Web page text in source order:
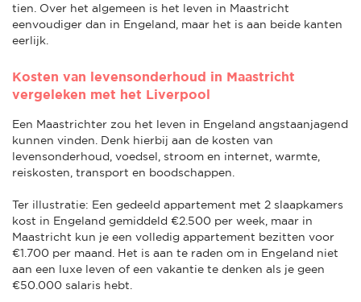
tien. Over het algemeen is het leven in Maastricht
eenvoudiger dan in Engeland, maar het is aan beide kanten
eerlijk.
Kosten van levensonderhoud in Maastricht
vergeleken met het Liverpool
Een Maastrichter zou het leven in Engeland angstaanjagend
kunnen vinden. Denk hierbij aan de kosten van
levensonderhoud, voedsel, stroom en internet, warmte,
reiskosten, transport en boodschappen.
Ter illustratie: Een gedeeld appartement met 2 slaapkamers
kost in Engeland gemiddeld €2.500 per week, maar in
Maastricht kun je een volledig appartement bezitten voor
€1.700 per maand. Het is aan te raden om in Engeland niet
aan een luxe leven of een vakantie te denken als je geen
€50.000 salaris hebt.